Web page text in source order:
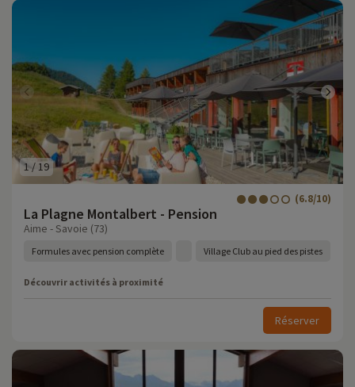
1/ 19
La Plagne Montalbert - Pension
(6.8/10)
Aime - Savoie (73)
Formules avec pension complète Village Club au pied des pistes
Découvrir activités à proximité
Réserver